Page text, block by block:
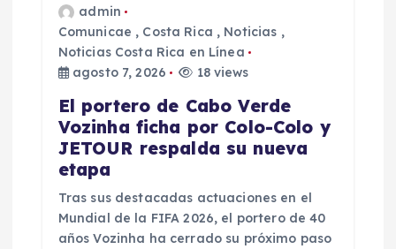
admin
Comunicae , Costa Rica , Noticias ,
Noticias Costa Rica en Línea
agosto 7, 2026
18 views
El portero de Cabo Verde
Vozinha ficha por Colo-Colo y
JETOUR respalda su nueva
etapa
Tras sus destacadas actuaciones en el
Mundial de la FIFA 2026, el portero de 40
años Vozinha ha cerrado su próximo paso